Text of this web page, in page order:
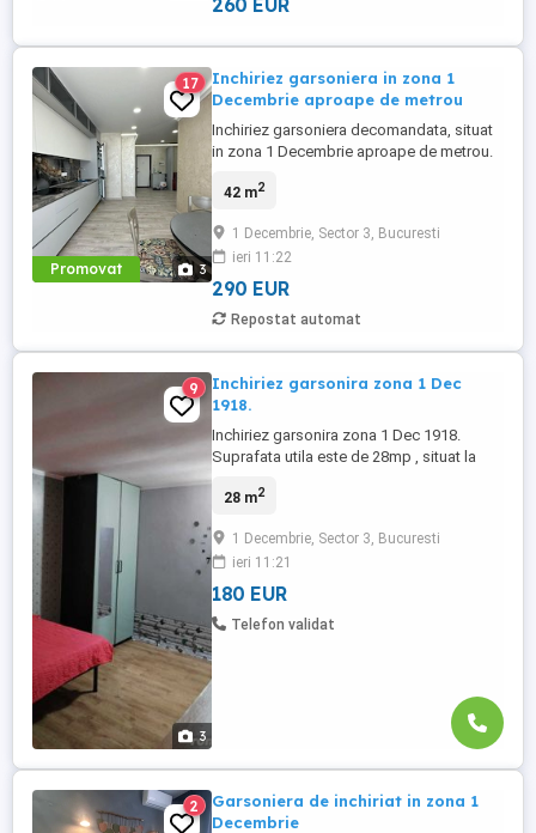
260 EUR
Promovat 3
17
Inchiriez garsoniera in zona 1
Decembrie aproape de metrou
Inchiriez garsoniera decomandata, situat
in zona 1 Decembrie aproape de metrou.
fiind situat la etajul 2 si are vedere spre
utilitatile necesare, metroul la 5 minute de
mers pe jos,spatii comerciale mai multe in
zona. Pentru ...
42 m2
1 Decembrie, Sector 3, Bucuresti
ieri 11:22
290 EUR
Repostat automat
3
9
Inchiriez garsonira zona 1 Dec
1918.
Inchiriez garsonira zona 1 Dec 1918.
Suprafata utila este de 28mp , situat la
Pentru mai multe informatii , sunati la nr
28 m2
1 Decembrie, Sector 3, Bucuresti
ieri 11:21
180 EUR
Telefon validat
2
Garsoniera de inchiriat in zona 1
Decembrie